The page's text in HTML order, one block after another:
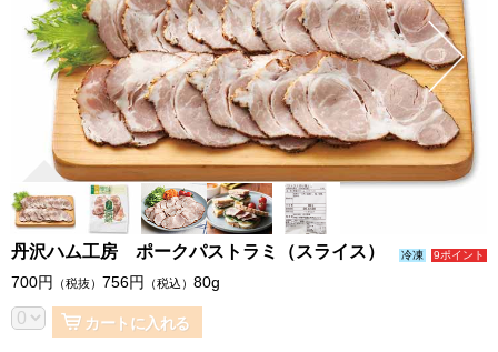
丹沢ハム工房 ポークパストラミ（スライス） 9ポイント
冷凍
700円 （税抜） 756円 （税込） 80g
カートに入れる